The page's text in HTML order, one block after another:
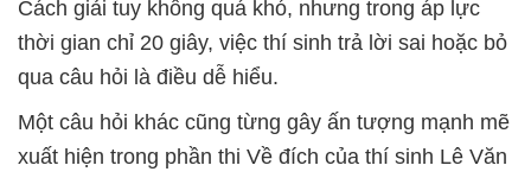
Cách giải tuy không quá khó, nhưng trong áp lực
thời gian chỉ 20 giây, việc thí sinh trả lời sai hoặc bỏ
qua câu hỏi là điều dễ hiểu.
Một câu hỏi khác cũng từng gây ấn tượng mạnh mẽ
xuất hiện trong phần thi Về đích của thí sinh Lê Văn